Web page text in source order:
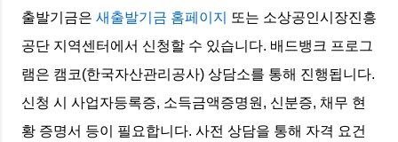
출발기금은 새출발기금 홈페이지
또는 소상공인시장진흥
공단 지역센터에서 신청할 수 있습니다. 배드뱅크 프로그
램은 캠코(한국자산관리공사) 상담소를 통해 진행됩니다.
신청 시 사업자등록증, 소득금액증명원, 신분증, 채무 현
황 증명서 등이 필요합니다. 사전 상담을 통해 자격 요건